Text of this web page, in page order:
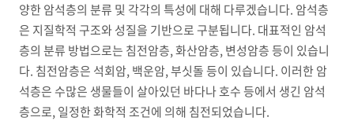
양한 암석층의 분류 및 각각의 특성에 대해 다루겠습니다. 암석층
은 지질학적 구조와 성질을 기반으로 구분됩니다. 대표적인 암석
층의 분류 방법으로는 침전암층, 화산암층, 변성암층 등이 있습니
다. 침전암층은 석회암, 백운암, 부싯돌 등이 있습니다. 이러한 암
석층은 수많은 생물들이 살아있던 바다나 호수 등에서 생긴 암석
층으로, 일정한 화학적 조건에 의해 침전되었습니다.